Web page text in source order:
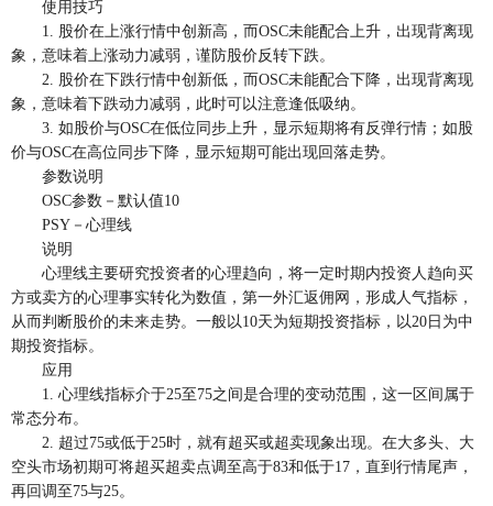
使用技巧
1. 股价在上涨行情中创新高，而OSC未能配合上升，出现背离现
象，意味着上涨动力减弱，谨防股价反转下跌。
2. 股价在下跌行情中创新低，而OSC未能配合下降，出现背离现
象，意味着下跌动力减弱，此时可以注意逢低吸纳。
3. 如股价与OSC在低位同步上升，显示短期将有反弹行情；如股
价与OSC在高位同步下降，显示短期可能出现回落走势。
参数说明
OSC参数－默认值10
PSY－心理线
说明
心理线主要研究投资者的心理趋向，将一定时期内投资人趋向买
方或卖方的心理事实转化为数值，第一外汇返佣网，形成人气指标，
从而判断股价的未来走势。一般以10天为短期投资指标，以20日为中
期投资指标。
应用
1. 心理线指标介于25至75之间是合理的变动范围，这一区间属于
常态分布。
2. 超过75或低于25时，就有超买或超卖现象出现。在大多头、大
空头市场初期可将超买超卖点调至高于83和低于17，直到行情尾声，
再回调至75与25。